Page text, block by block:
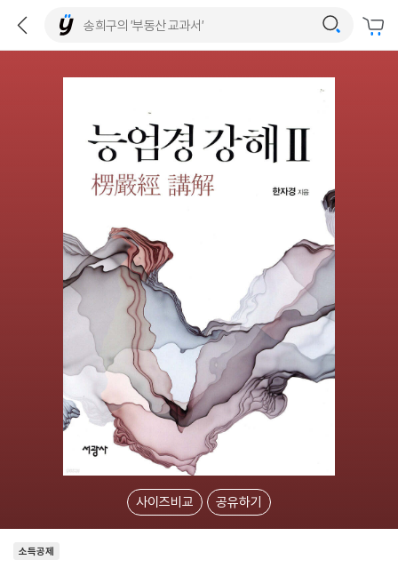
사이즈비교 공유하기
소득공제